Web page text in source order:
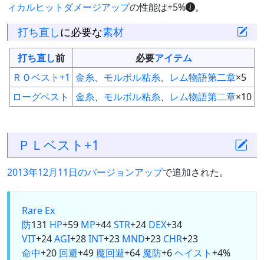
ィカルヒットダメージアップの性能は+5% 。
打ち直しに必要な素材
打ち直し前 必要アイテム
ＲＯベスト+1 金糸、 モルボル粘糸、 レム物語第二章×5
ローグベスト
金糸、 モルボル粘糸、 レム物語第二章×10
ＰＬベスト+1
2013年12月11日のバージョンアップで追加された。
Rare Ex
防131 HP+59 MP+44STR+24 DEX+34
VIT+24AGI+28INT+23 MND+23 CHR+23
命中+20 回避+49 魔回避+64 魔防+6ヘイスト+4%